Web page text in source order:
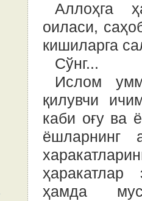
Аллоҳга
оиласи,
кишиларга
Сўнг...
Ислом
қилувчи
каби оғу ва
ёшларнинг
ҳаракатлар
ҳамда